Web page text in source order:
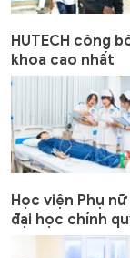
HUTECH công
khoa cao nhất
Học viện Phụ
đại học chính